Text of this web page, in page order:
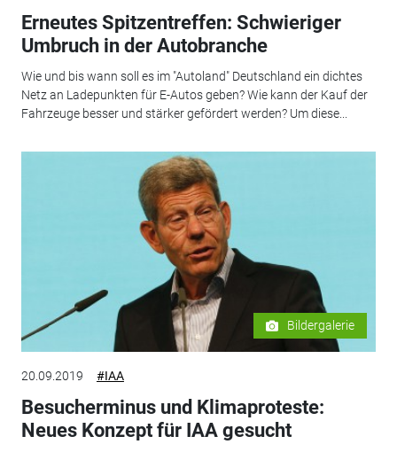
Erneutes Spitzentreffen: Schwieriger
Umbruch in der Autobranche
Wie und bis wann soll es im "Autoland" Deutschland ein dichtes
Netz an Ladepunkten für E-Autos geben? Wie kann der Kauf der
Fahrzeuge besser und stärker gefördert werden? Um diese...
Bildergalerie
20.09.2019 #IAA
Besucherminus und Klimaproteste:
Neues Konzept für IAA gesucht